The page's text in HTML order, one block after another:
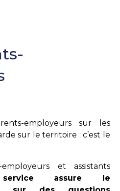
employeurs sur les
sur le territoire : c’est le
et assistants
assure le